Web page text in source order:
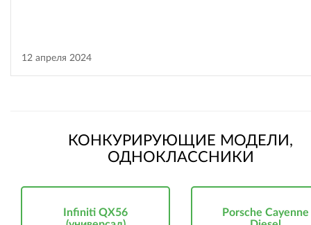
12 апреля 2024
КОНКУРИРУЮЩИЕ МОДЕЛИ,
ОДНОКЛАССНИКИ
Infiniti QX56
Porsche Cayenne